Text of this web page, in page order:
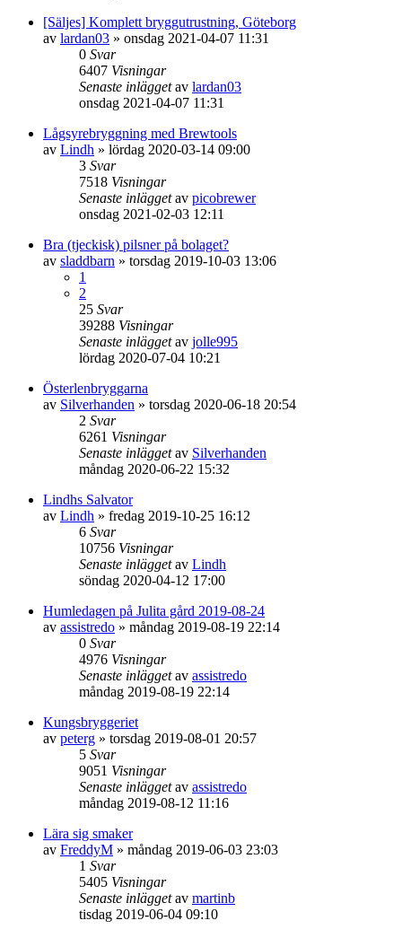
[Säljes] Komplett bryggutrustning, Göteborg
av lardan03 » onsdag 2021-04-07 11:31
0 Svar
6407 Visningar
Senaste inläggetav lardan03
onsdag 2021-04-07 11:31
Lågsyrebryggning med Brewtools
av Lindh » lördag 2020-03-14 09:00
3 Svar
7518 Visningar
Senaste inläggetav picobrewer
onsdag 2021-02-03 12:11
Bra (tjeckisk) pilsner på bolaget?
av sladdbarn » torsdag 2019-10-03 13:06
1
2
25 Svar
39288 Visningar
Senaste inläggetav jolle995
lördag 2020-07-04 10:21
Österlenbryggarna
av Silverhanden » torsdag 2020-06-18 20:54
2 Svar
6261 Visningar
Senaste inläggetav Silverhanden
måndag 2020-06-22 15:32
Lindhs Salvator
av Lindh » fredag 2019-10-25 16:12
6 Svar
10756 Visningar
Senaste inläggetav Lindh
söndag 2020-04-12 17:00
Humledagen på Julita gård 2019-08-24
av assistredo » måndag 2019-08-19 22:14
0 Svar
4976 Visningar
Senaste inläggetav assistredo
måndag 2019-08-19 22:14
Kungsbryggeriet
av peterg » torsdag 2019-08-01 20:57
5 Svar
9051 Visningar
Senaste inläggetav assistredo
måndag 2019-08-12 11:16
Lära sig smaker
av FreddyM » måndag 2019-06-03 23:03
1 Svar
5405 Visningar
Senaste inläggetav martinb
tisdag 2019-06-04 09:10